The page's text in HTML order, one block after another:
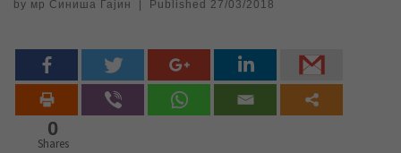
by мр Синиша Гајин Published 27/03/2018
0
Shares